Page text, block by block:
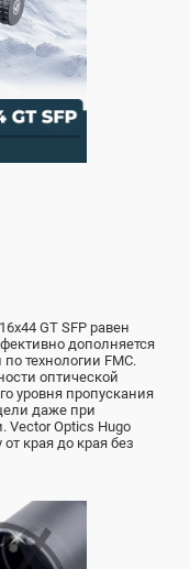
GT SFP равен
дополняется
технологии FMC.
оптической
уровня пропускания
даже при
Optics Hugo
края до края без